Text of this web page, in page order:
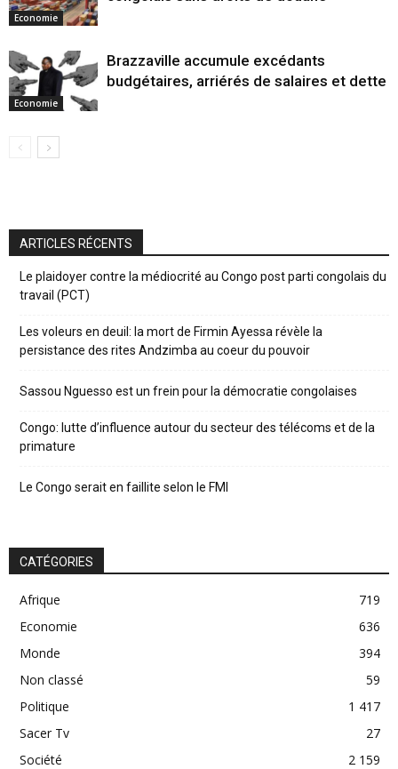
Economie
Economie
Brazzaville accumule excédants
budgétaires, arriérés de salaires et dette
ARTICLES RÉCENTS
Le plaidoyer contre la médiocrité au Congo post parti congolais du
travail (PCT)
Les voleurs en deuil: la mort de Firmin Ayessa révèle la
persistance des rites Andzimba au coeur du pouvoir
Sassou Nguesso est un frein pour la démocratie congolaises
Congo: lutte d’influence autour du secteur des télécoms et de la
primature
Le Congo serait en faillite selon le FMI
CATÉGORIES
Afrique
719
Economie
636
Monde
394
Non classé
59
Politique
1 417
Sacer Tv
27
Société
2 159